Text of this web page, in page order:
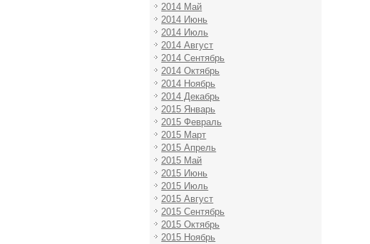
2014 Май
2014 Июнь
2014 Июль
2014 Август
2014 Сентябрь
2014 Октябрь
2014 Ноябрь
2014 Декабрь
2015 Январь
2015 Февраль
2015 Март
2015 Апрель
2015 Май
2015 Июнь
2015 Июль
2015 Август
2015 Сентябрь
2015 Октябрь
2015 Ноябрь